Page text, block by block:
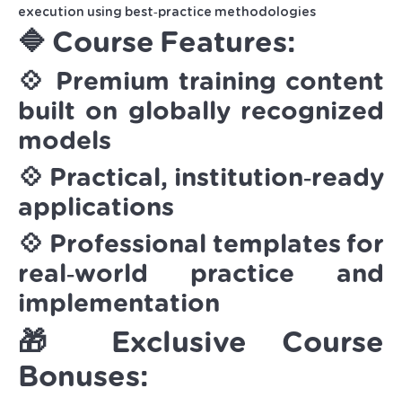
execution using best‑practice methodologies
🔷 Course Features:
💠 Premium training content
built on globally recognized
models
💠 Practical, institution‑ready
applications
💠 Professional templates for
real‑world practice and
implementation
🎁 Exclusive Course
Bonuses: